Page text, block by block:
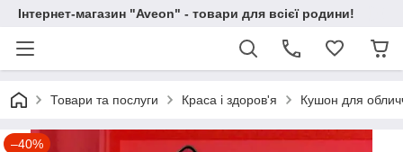
Інтернет-магазин "Aveon" - товари для всієї родини!
Товари та послуги Краса і здоров'я Кушон для
–40%